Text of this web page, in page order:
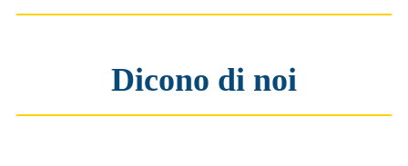
Dicono di noi